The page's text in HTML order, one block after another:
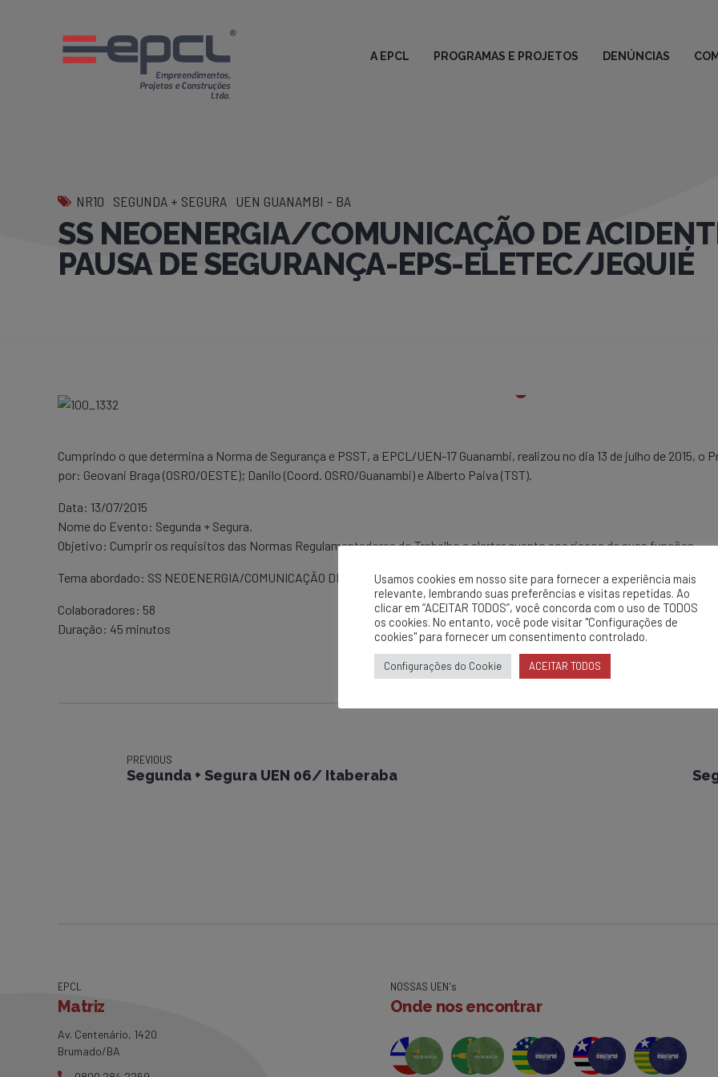
A EPCL PROGRAMAS E PROJETOS DENÚNCIAS
NR10 SEGUNDA + SEGURA UEN GUANAMBI - BA
SS NEOENERGIA/COMUNICAÇÃO DE
PAUSA DE SEGURANÇA-EPS-ELETEC/JEQUIÉ
Cumprindo o que determina a Norma de Segurança e PSST, a EPCL/UEN-17 Guanambi, realizou no dia 13 de julho de 2015,
por: Geovani Braga (OSRO/OESTE); Danilo (Coord. OSRO/Guanambi) e Alberto Paiva (TST).
Data: 13/07/2015
Nome do Evento: Segunda + Segura.
Objetivo: Cumprir os requisitos das Normas Regulamentadoras do Trabalho e alertar quanto aos riscos de suas funções.
Tema abordado: SS NEOENERGIA/COMUNICAÇÃO DE ACIDENTE GRAVE/FATAL E PAUSA DE SEGURANÇA-EPS-ELETEC/
Colaboradores: 58
Duração: 45 minutos
PREVIOUS
Segunda + Segura UEN 06/ Itaberaba
EPCL
Matriz
Av. Centenário, 1420
Brumado/BA
NOSSAS UEN's
Onde nos encontrar
Usamos cookies em nosso site para fornecer a experiência mais
relevante, lembrando suas preferências e visitas repetidas. Ao
clicar em “ACEITAR TODOS”, você concorda com o uso de TODOS
os cookies. No entanto, você pode visitar "Configurações de
cookies" para fornecer um consentimento controlado.
Configurações do Cookie ACEITAR TODOS